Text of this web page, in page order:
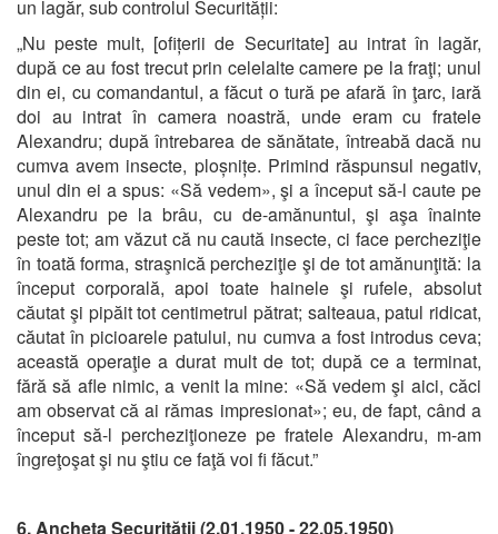
un lagăr, sub controlul Securității:
„Nu peste mult, [ofițerii de Securitate] au intrat în lagăr,
după ce au fost trecut prin celelalte camere pe la fraţi; unul
din ei, cu comandantul, a făcut o tură pe afară în ţarc, iară
doi au intrat în camera noastră, unde eram cu fratele
Alexandru; după întrebarea de sănătate, întreabă dacă nu
cumva avem insecte, ploșnițe. Primind răspunsul negativ,
unul din ei a spus: «Să vedem», şi a început să-l caute pe
Alexandru pe la brâu, cu de-amănuntul, şi aşa înainte
peste tot; am văzut că nu caută insecte, ci face percheziţie
în toată forma, straşnică percheziţie şi de tot amănunţită: la
început corporală, apoi toate hainele şi rufele, absolut
căutat şi pipăit tot centimetrul pătrat; salteaua, patul ridicat,
căutat în picioarele patului, nu cumva a fost introdus ceva;
această operaţie a durat mult de tot; după ce a terminat,
fără să afle nimic, a venit la mine: «Să vedem şi aici, căci
am observat că ai rămas impresionat»; eu, de fapt, când a
început să-l percheziţioneze pe fratele Alexandru, m-am
îngreţoşat şi nu ştiu ce faţă voi fi făcut.”
6. Ancheta Securității (2.01.1950 - 22.05.1950)